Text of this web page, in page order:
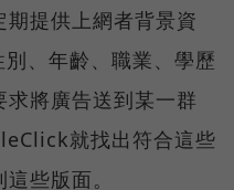
期提供上網者背景資
、年齡、職業、學歷
將廣告送到某一群
就找出符合這些
些版面。